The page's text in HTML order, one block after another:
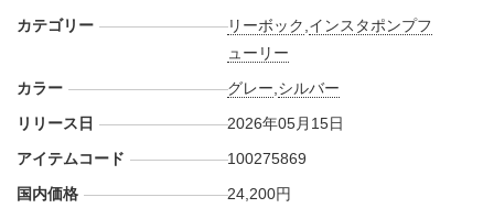
カテゴリー リーボック インスタポンプフ
ューリー
カラー
グレー シルバー
リリース日
2026年05月15日
アイテムコード
100275869
国内価格
24,200円